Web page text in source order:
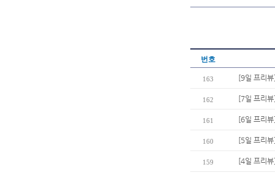
번호
163 [9일 프리
162 [7일 프리
161 [6일 프리
160 [5일 프리
159 [4일 프리